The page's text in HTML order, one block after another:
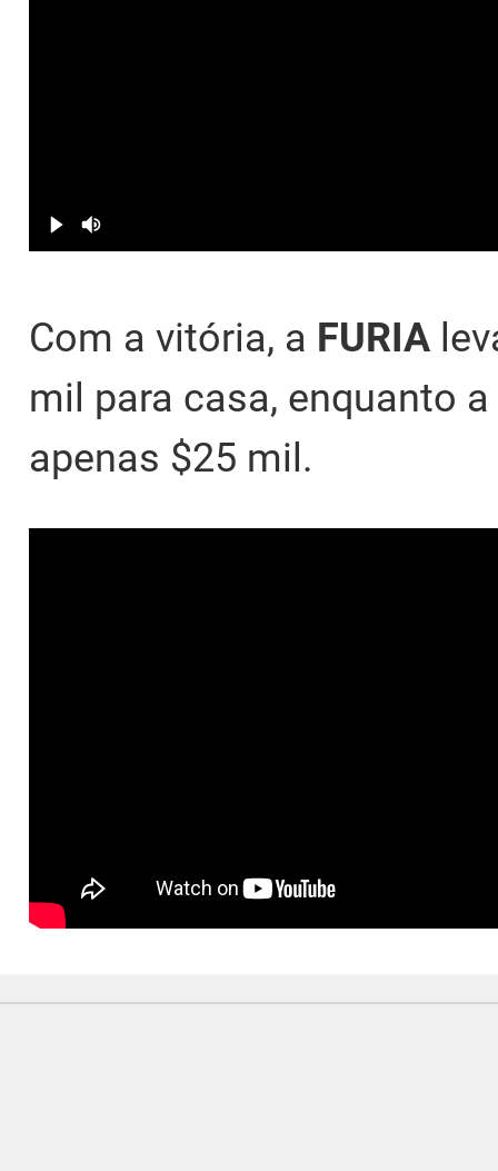
Com a vitória, a FURIA
mil para casa, enquanto a
apenas $25 mil.